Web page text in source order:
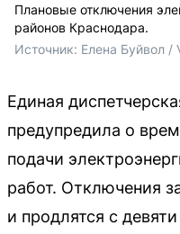
Плановые отключения
районов Краснодара.
Источник: Елена Буйвол /
Единая
предупредила о
подачи
работ. Отключения
и продлятся с